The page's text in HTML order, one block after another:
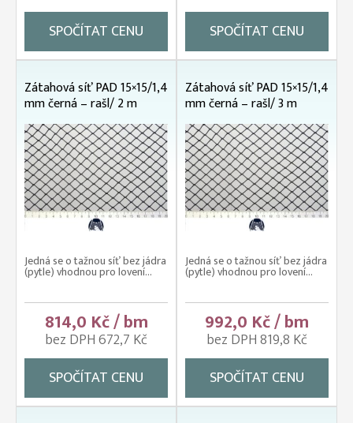
SPOČÍTAT CENU
SPOČÍTAT CENU
Zátahová síť PAD 15×15/1,4
mm černá – rašl/ 2 m
Jedná se o tažnou síť bez jádra
(pytle) vhodnou pro lovení...
814,0 Kč / bm
bez DPH 672,7 Kč
SPOČÍTAT CENU
Zátahová síť PAD 15×15/1,4
mm černá – rašl/ 3 m
Jedná se o tažnou síť bez jádra
(pytle) vhodnou pro lovení...
992,0 Kč / bm
bez DPH 819,8 Kč
SPOČÍTAT CENU